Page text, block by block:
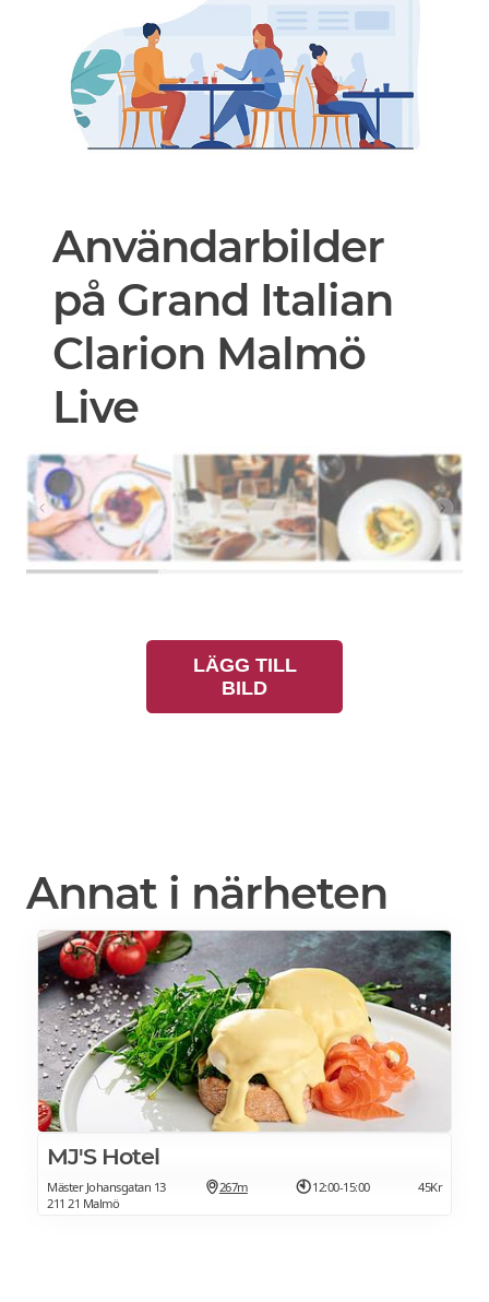
Användarbilder
på Grand Italian
Clarion Malmö
Live
LÄGG TILL
BILD
Annat i närheten
MJ'S Hotel
Mäster Johansgatan 13
211 21 Malmö
267m 12:00-15:00 45Kr